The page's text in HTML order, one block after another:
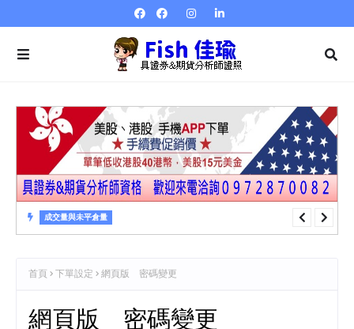
成交量與未平倉量
成交量與未平倉量 第22章 成交量指標…逆時鐘曲線
首頁 下單設定 網頁版 密碼變更
網頁版 密碼變更